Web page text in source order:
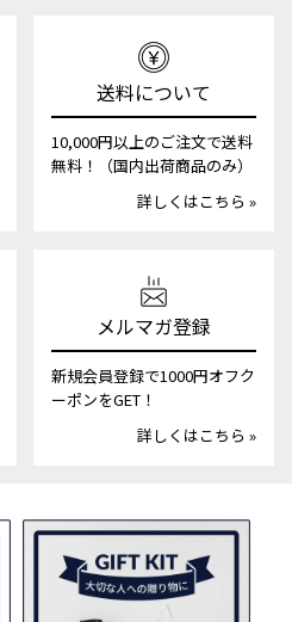
送料について
10,000円以上のご注文で送料
無料！（国内出荷商品のみ）
詳しくはこちら »
メルマガ登録
新規会員登録で1000円オフク
ーポンをGET！
詳しくはこちら »